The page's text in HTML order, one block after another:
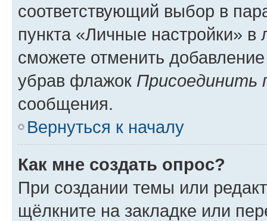
соответствующий выбор в
пункта «Личные настройки»
сможете отменить
убрав флажок Присоединить
сообщения.
Вернуться к началу
Как мне создать опрос?
При создании темы или
щёлкните на закладке или